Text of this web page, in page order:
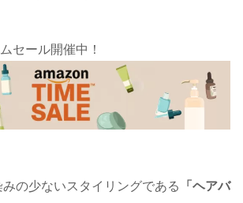
セール開催中！
の少ないスタイリングである
「ヘアバ